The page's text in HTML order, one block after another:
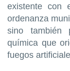
existente con
ordenanza
sino también
química que
fuegos